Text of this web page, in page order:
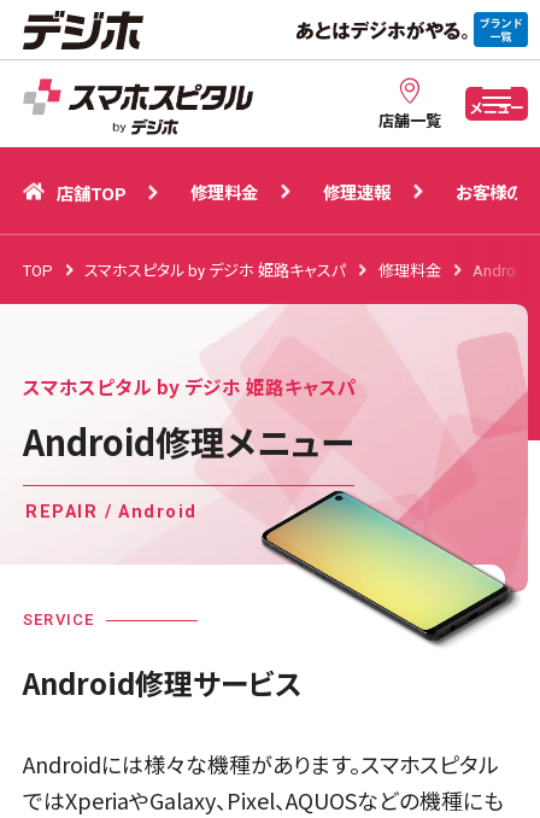
店舗一覧
メニュー
店舗TOP 修理速報 お客様の声
店舗TOP 修理料金 修理速報 お客様の声
TOP スマホスピタル by デジホ 姫路キャスパ 修理料金 Android
スマホスピタル by デジホ 姫路キャスパ
Android修理メニュー
REPAIR / Android
SERVICE
Android修理サービス
Androidには様々な機種があります。スマホスピタル
ではXperiaやGalaxy、Pixel、AQUOSなどの機種にも